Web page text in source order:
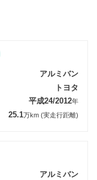
アルミバン
トヨタ
平成24/2012年
25.1万km (実走行距離)
アルミバン